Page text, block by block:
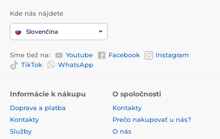
Kde nás nájdete
Slovenčina
Sme tiež na: Youtube Facebook
Instagram
TikTok
WhatsApp
Informácie k nákupu
Doprava a platba
Kontakty
Služby
O spoločnosti
Kontakty
Prečo nakupovať u nás?
O nás